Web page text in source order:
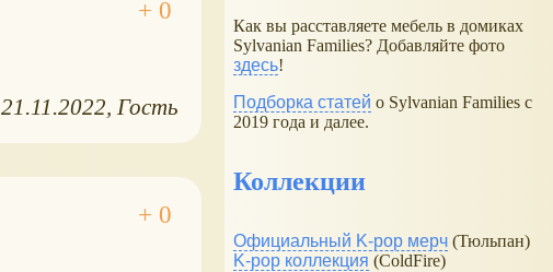
21.11.2022 Гость
Как вы расставляете мебель в домиках
Sylvanian Families? Добавляйте фото
здесь!
Подборка статей о Sylvanian Families с
2019 года и далее.
Коллекции
Официальный K-pop мерч (Тюльпан)
K-pop коллекция (ColdFire)